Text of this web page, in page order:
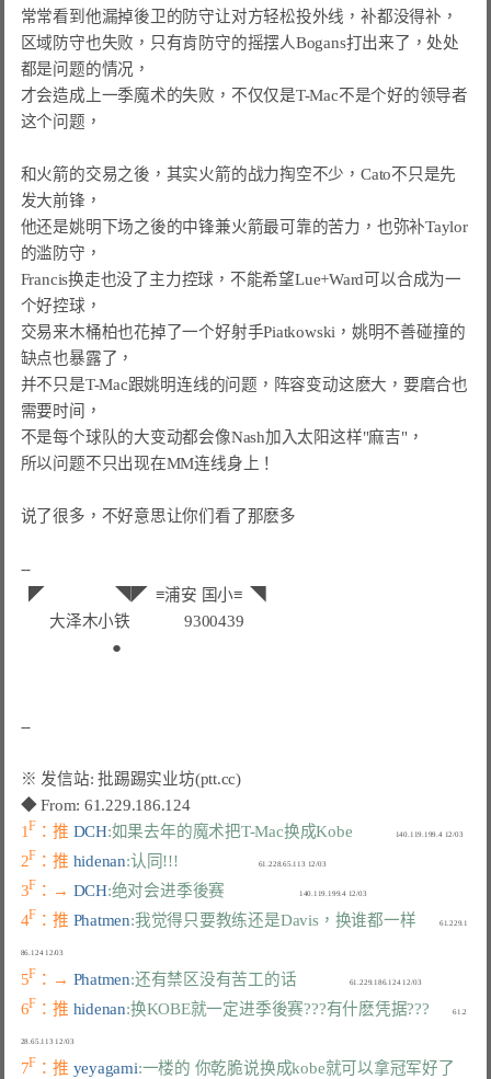
常常看到他漏掉後卫的防守让对方轻松投外线，补都没得补，
区域防守也失败，只有肯防守的摇摆人Bogans打出来了，处处
都是问题的情况，
才会造成上一季魔术的失败，不仅仅是T-Mac不是个好的领导者
这个问题，
和火箭的交易之後，其实火箭的战力掏空不少，Cato不只是先
发大前锋，
他还是姚明下场之後的中锋兼火箭最可靠的苦力，也弥补Taylor
的滥防守，
Francis换走也没了主力控球，不能希望Lue+Ward可以合成为一
个好控球，
交易来木桶柏也花掉了一个好射手Piatkowski，姚明不善碰撞的
缺点也暴露了，
并不只是T-Mac跟姚明连线的问题，阵容变动这麽大，要磨合也
需要时间，
不是每个球队的大变动都会像Nash加入太阳这样"麻吉"，
所以问题不只出现在MM连线身上！
说了很多，不好意思让你们看了那麽多
--
◤                 ◥◤ ≡浦安 国小≡
  ◥
     大泽木小铁             9300439
                    ●
◆ From: 61.229.186.124
1F ：推 DCH:如果去年的魔术把T-Mac换成Kobe
                      140.119.199.4 12/03
2F ：推 hidenan:认同!!!
                                         61.228.65.113 12/03
3F ：→ DCH:绝对会进季後赛
                                      140.119.199.4 12/03
4F ：推 Phatmen:我觉得只要教练还是Davis，换谁都一样
            61.229.1
5F ：→ Phatmen:还有禁区没有苦工的话
                           61.229.186.124 12/03
6F ：推 hidenan:换KOBE就一定进季後赛???有什麽凭据???
            61.2
28.65.113 12/03
7F ：推 yeyagami:一楼的 你乾脆说换成kobe就可以拿冠军好了